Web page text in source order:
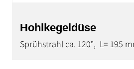
Hohlkegeldüse
Sprühstrahl ca. 120°, L= 195